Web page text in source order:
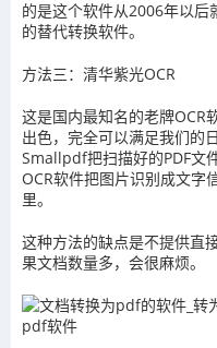
的是这个软件从2006年以
的替代转换软件。
方法三：清华紫光OCR
这是国内最知名的老牌OCR
出色，完全可以满足我们的
Smallpdf把扫描好的PDF文
OCR软件把图片识别成文字
里。
这种方法的缺点是不提供直
果文档数量多，会很麻烦。